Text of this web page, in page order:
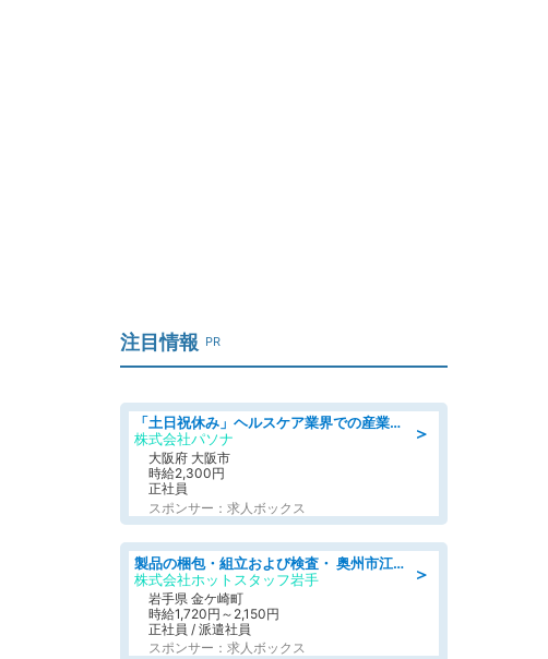
注目情報 PR
＞
「土日祝休み」ヘルスケア業界での産業保健師業務/看護師/高時給/要資格:正看護師
株式会社パソナ
大阪府 大阪市
時給2,300円
正社員
スポンサー：求人ボックス
＞
製品の梱包・組立および検査・ 奥州市江刺/大手企業で長期安定 梱包・検査・組立/半年経過毎に5万円の報奨金有
株式会社ホットスタッフ岩手
岩手県 金ケ崎町
時給1,720円～2,150円
正社員 / 派遣社員
スポンサー：求人ボックス